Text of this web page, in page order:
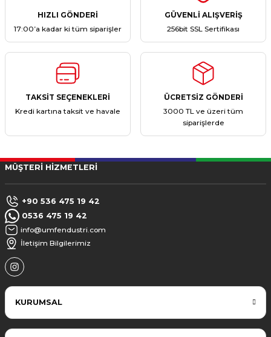
HIZLI GÖNDERİ
17:00’a kadar ki tüm siparişler
GÜVENLİ ALIŞVERİŞ
256bit SSL Sertifikası
TAKSİT SEÇENEKLERİ
Kredi kartına taksit ve havale
ÜCRETSİZ GÖNDERİ
3000 TL ve üzeri tüm
siparişlerde
MÜŞTERİ HİZMETLERİ
+90 536 475 19 42
0536 475 19 42
info@umfendustri.com
İletişim Bilgilerimiz
KURUMSAL